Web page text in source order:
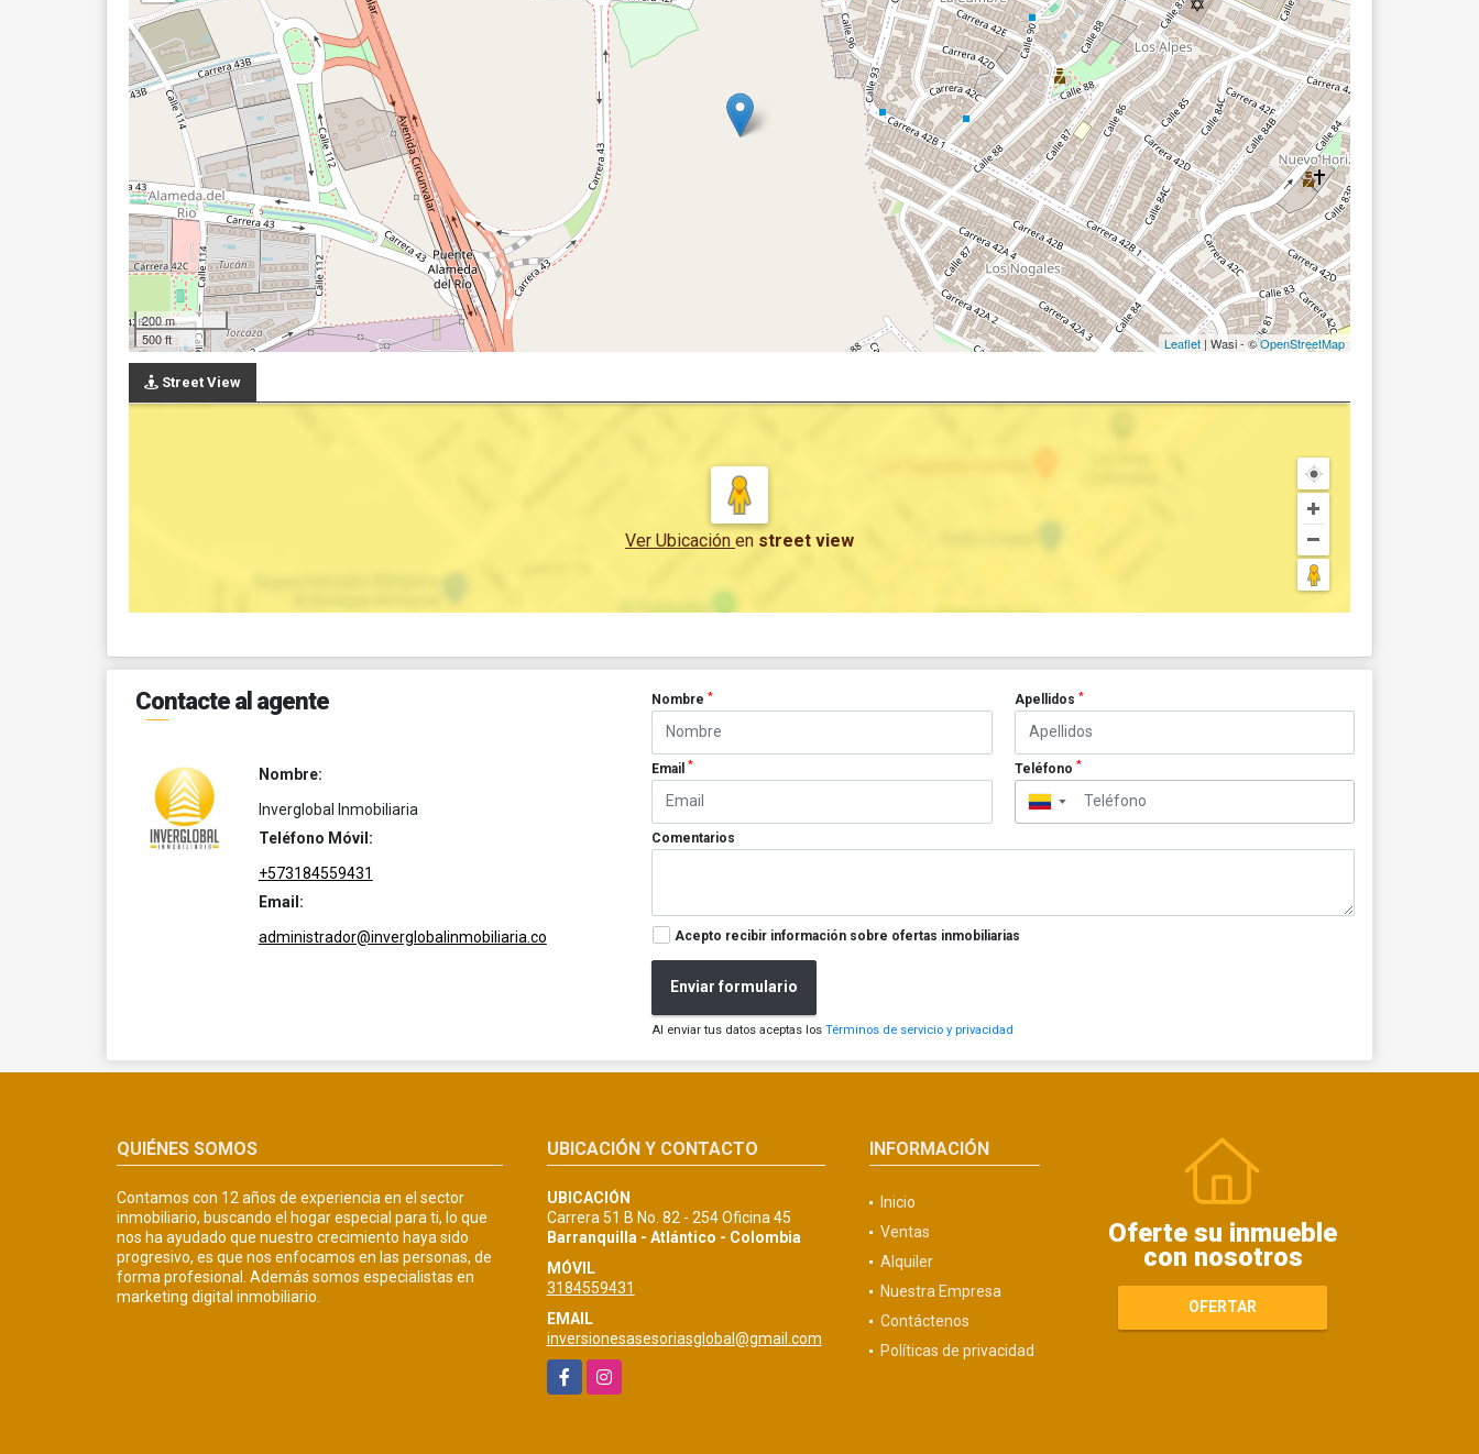
200 m
500 ft
Leaflet | Wasi - ©OpenStreetMap
Street View
Ver Ubicación en street view
Contacte al agente
Nombre:
Inverglobal Inmobiliaria
Teléfono Móvil:
+573184559431
Email:
administrador@inverglobalinmobiliaria.co
Nombre* Apellidos *
Email* Teléfono *
▼
Comentarios
Acepto recibir información sobre ofertas inmobiliarias
Enviar formulario
Al enviar tus datos aceptas losTérminos de servicio y privacidad
QUIÉNES SOMOS
Contamos con 12 años de experiencia en el sector
inmobiliario, buscando el hogar especial para ti, lo que
nos ha ayudado que nuestro crecimiento haya sido
progresivo, es que nos enfocamos en las personas, de
forma profesional. Además somos especialistas en
marketing digital inmobiliario.
UBICACIÓN Y CONTACTO
UBICACIÓN
Carrera 51 B No. 82 - 254 Oficina 45
Barranquilla - Atlántico - Colombia
MÓVIL
3184559431
EMAIL
inversionesasesoriasglobal@gmail.com
FacebookInstagram
INFORMACIÓN
Inicio
Ventas
Alquiler
Nuestra Empresa
Contáctenos
Políticas de privacidad
Oferte su inmueble
con nosotros
OFERTAR